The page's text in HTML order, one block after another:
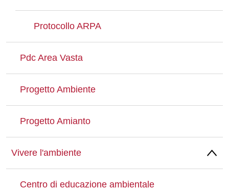
Protocollo ARPA
Pdc Area Vasta
Progetto Ambiente
Progetto Amianto
Vivere l'ambiente
Centro di educazione ambientale